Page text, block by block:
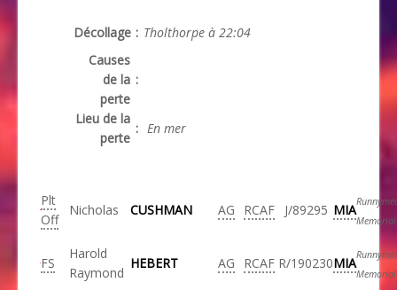
Décollage : Tholthorpe à 22:04
Causes
de la
perte
:
Lieu de la
perte
: En mer
Plt
Off
Nicholas CUSHMAN AG RCAF J/89295 MIA
Memorial
FS
Harold
Raymond
HEBERT AG RCAF R/190230MIA
Memorial